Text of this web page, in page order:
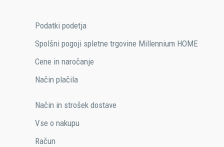
Podatki podetja
Spolšni pogoji spletne trgovine Millennium HOME
Cene in naročanje
Način plačila​
Način in strošek dostave
Vse o nakupu
Račun